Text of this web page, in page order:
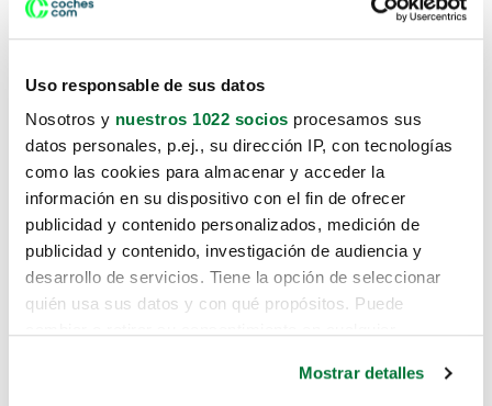
Uso responsable de sus datos
Nosotros y nuestros 1022 socios procesamos sus
datos personales, p.ej., su dirección IP, con tecnologías
como las cookies para almacenar y acceder la
información en su dispositivo con el fin de ofrecer
publicidad y contenido personalizados, medición de
publicidad y contenido, investigación de audiencia y
desarrollo de servicios. Tiene la opción de seleccionar
quién usa sus datos y con qué propósitos. Puede
Mostrar detalles
Lo sentimos, no sabemos como
te hemos traido hasta aquí.
Pero puedes encontrar el coche que estás
buscando en alguno de estos enlaces: